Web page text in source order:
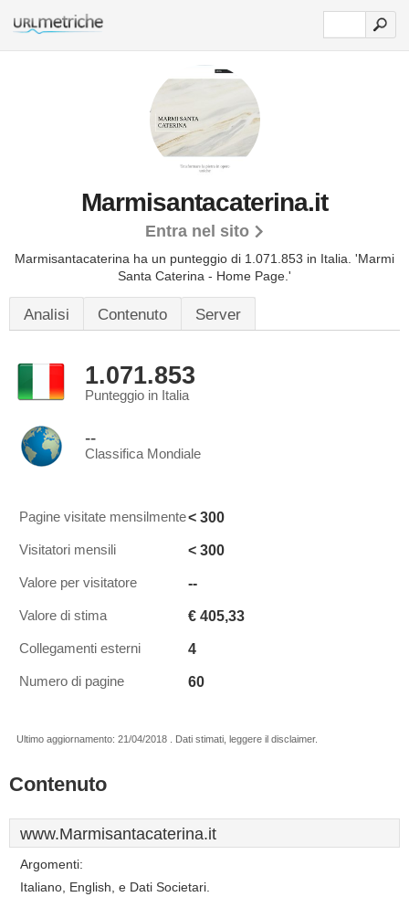
Marmisantacaterina.it
Entra nel sito
Marmisantacaterina ha un punteggio di 1.071.853 in Italia. 'Marmi
Santa Caterina - Home Page.'
Analisi Contenuto Server
1.071.853
Punteggio in Italia
--
Classifica Mondiale
Pagine visitate mensilmente< 300
Visitatori mensili < 300
Valore per visitatore --
Valore di stima € 405,33
Collegamenti esterni 4
Numero di pagine 60
Ultimo aggiornamento: 21/04/2018 . Dati stimati, leggere il disclaimer.
Contenuto
www.Marmisantacaterina.it
Argomenti:
Italiano, English, e Dati Societari.